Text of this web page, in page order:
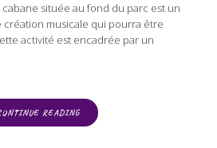
située au fond du parc est un
musicale qui pourra être
activité est encadrée par un
READING